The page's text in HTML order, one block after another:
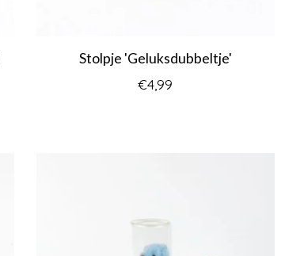
Stolpje 'Geluksdubbeltje'
€4,99